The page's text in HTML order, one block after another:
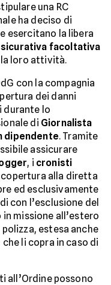
una RC
ha deciso di
esercitano la libera
facoltativa
loro attività.
con la compagnia
dei danni
durante lo
di Giornalista
dipendente. Tramite
assicurare
, i cronisti
copertura alla diretta
ed esclusivamente
con l’esclusione del
missione all’estero
estesa anche
li copra in caso di
all’Ordine possono